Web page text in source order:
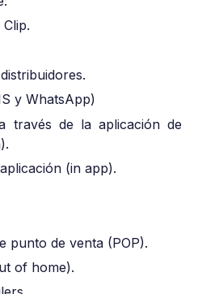
y WhatsApp)
través de la aplicación de
(in app).
punto de venta (POP).
of home).